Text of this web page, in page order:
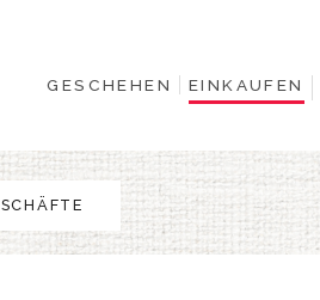
GESCHEHEN EINKAUFEN